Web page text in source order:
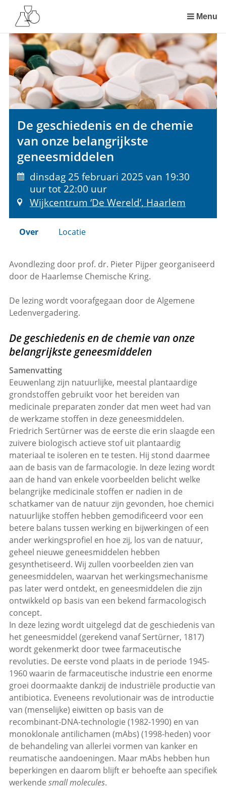
over
Spring
naar
de
inhoud
Spring
naar
menu
Menu
De geschiedenis en de chemie
van onze belangrijkste
geneesmiddelen
dinsdag 25 februari 2025 van 19:30
uur tot 22:00 uur
Wijkcentrum ‘De Wereld’, Haarlem
Over Locatie
Avondlezing door prof. dr. Pieter Pijper georganiseerd
door de Haarlemse Chemische Kring.
De lezing wordt voorafgegaan door de Algemene
Ledenvergadering.
De geschiedenis en de chemie van onze
belangrijkste geneesmiddelen
Samenvatting
Eeuwenlang zijn natuurlijke, meestal plantaardige
grondstoffen gebruikt voor het bereiden van
medicinale preparaten zonder dat men weet had van
de werkzame stoffen in deze geneesmiddelen.
Friedrich Sertürner was de eerste die erin slaagde een
zuivere biologisch actieve stof uit plantaardig
materiaal te isoleren en te testen. Hij stond daarmee
aan de basis van de farmacologie. In deze lezing wordt
aan de hand van enkele voorbeelden belicht welke
belangrijke medicinale stoffen er nadien in de
schatkamer van de natuur zijn gevonden, hoe chemici
natuurlijke stoffen hebben gemodificeerd voor een
betere balans tussen werking en bijwerkingen of een
ander werkingsprofiel en hoe zij, los van de natuur,
geheel nieuwe geneesmiddelen hebben
gesynthetiseerd. Wij zullen voorbeelden zien van
geneesmiddelen, waarvan het werkingsmechanisme
pas later werd ontdekt, en geneesmiddelen die zijn
ontwikkeld op basis van een bekend farmacologisch
concept.
In deze lezing wordt uitgelegd dat de geschiedenis van
het geneesmiddel (gerekend vanaf Sertürner, 1817)
wordt gekenmerkt door twee farmaceutische
revoluties. De eerste vond plaats in de periode 1945-
1960 waarin de farmaceutische industrie een enorme
groei doormaakte dankzij de industriële productie van
antibiotica. Eveneens revolutionair was de introductie
van (menselijke) eiwitten op basis van de
recombinant-DNA-technologie (1982-1990) en van
monoklonale antilichamen (mAbs) (1998-heden) voor
de behandeling van allerlei vormen van kanker en
reumatische aandoeningen. Maar mAbs hebben hun
beperkingen en daarom blijft er behoefte aan specifiek
werkende small molecules.